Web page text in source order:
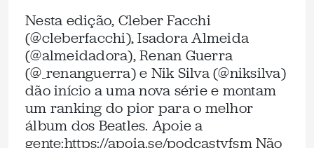
Nesta edição, Cleber Facchi
(@cleberfacchi), Isadora Almeida
(@almeidadora), Renan Guerra
(@_renanguerra) e Nik Silva (@niksilva)
dão início a uma nova série e montam
um ranking do pior para o melhor
álbum dos Beatles. Apoie a
gente:⁠https://apoia.se/podcastvfsm⁠ Não